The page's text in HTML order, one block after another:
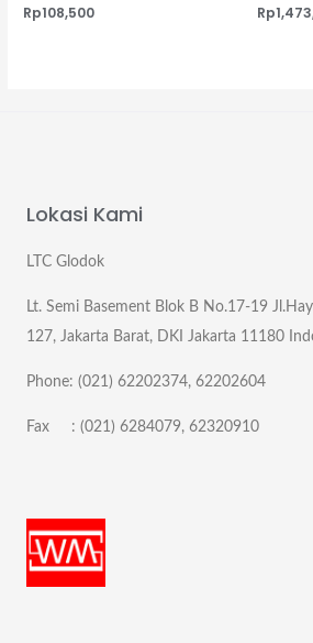
Rp108,500 Rp
Lokasi Kami
LTC Glodok
Lt. Semi Basement Blok B No.17-19
127, Jakarta Barat, DKI Jakarta 11180
Phone: (021) 62202374, 62202604
Fax : (021) 6284079, 62320910